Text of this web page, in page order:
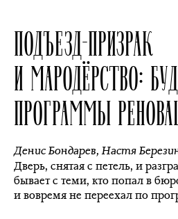
ПОДЪЕЗД-ПРИЗРАК
И МАРОДЁРСТВО:
ПРОГРАММЫ
Денис Бондарев,Настя
Дверь, снятая с петель, и
бывает с теми, кто попал в
и вовремя не переехал по